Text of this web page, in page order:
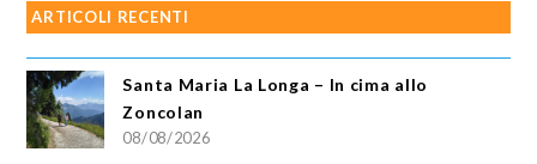
ARTICOLI RECENTI
Santa Maria La Longa – In cima allo
Zoncolan
08/08/2026